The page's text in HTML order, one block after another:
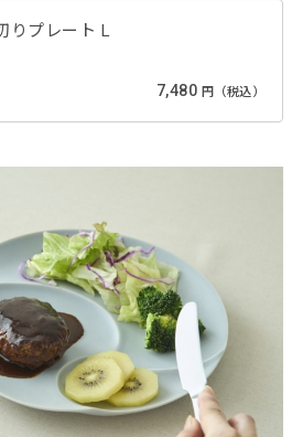
りプレート L
7,480 円（税込）